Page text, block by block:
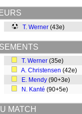
T. Werner (43e)
T. Werner (35e)
A. Christensen (42e)
E. Mendy (90+3e)
N. Kanté (90+5e)
MATCH